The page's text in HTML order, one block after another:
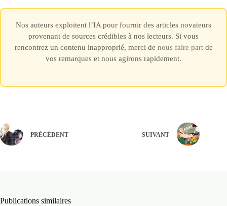
Nos auteurs exploitent l’IA pour fournir des articles novateurs
provenant de sources crédibles à nos lecteurs. Si vous
rencontrez un contenu inapproprié, merci de nous faire partde
vos remarques et nous agirons rapidement.
PRÉCÉDENT SUIVANT
Publications similaires